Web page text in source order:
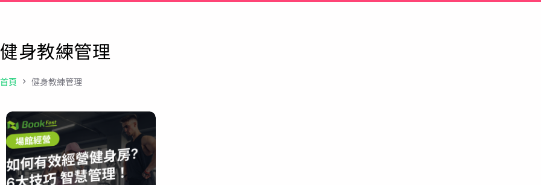
健身教練管理
首頁 健身教練管理